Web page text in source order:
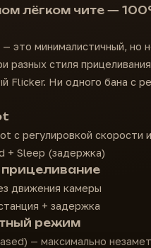
лёгком чите —
— это минималистичный,
разных стиля
Flicker. Ни одного бана с
с регулировкой скорости
+ Sleep (задержка)
движения камеры
+ задержка
режим
— максимально